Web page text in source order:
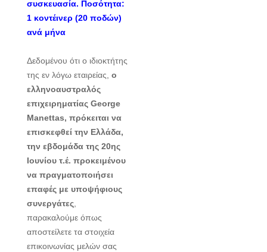
συσκευασία. Ποσότητα:
1 κοντέινερ (20 ποδών)
ανά μήνα
Δεδομένου ότι ο ιδιοκτήτης
της εν λόγω εταιρείας, ο
ελληνοαυστραλός
επιχειρηματίας George
Manettas, πρόκειται να
επισκεφθεί την Ελλάδα,
την εβδομάδα της 20ης
Ιουνίου τ.έ. προκειμένου
να πραγματοποιήσει
επαφές με υποψήφιους
συνεργάτες
παρακαλούμε όπως
αποστείλετε τα στοιχεία
επικοινωνίας μελών σας